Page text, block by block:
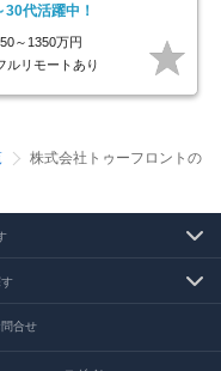
30代活躍中！
～1350万円
ルリモートあり
株式会社トゥーフロントの
合せ